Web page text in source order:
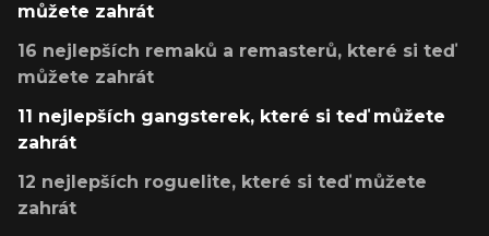
můžete zahrát
16 nejlepších remaků a remasterů, které si teď
můžete zahrát
11 nejlepších gangsterek, které si teď můžete
zahrát
12 nejlepších roguelite, které si teď můžete
zahrát